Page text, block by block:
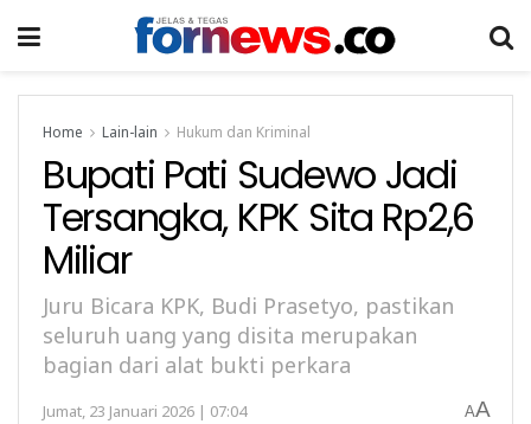
Home Lain-lain Hukum dan Kriminal
Bupati Pati Sudewo Jadi
Tersangka, KPK Sita Rp2,6
Miliar
Juru Bicara KPK, Budi Prasetyo, pastikan
seluruh uang yang disita merupakan
bagian dari alat bukti perkara
Jumat, 23 Januari 2026 | 07:04 AA